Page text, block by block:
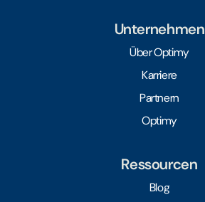
Unternehmen
Über Optimy
Karriere
Partnern
Optimy
Ressourcen
Blog